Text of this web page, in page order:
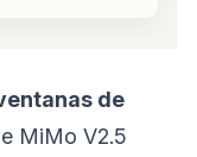
de
MiMo V2.5